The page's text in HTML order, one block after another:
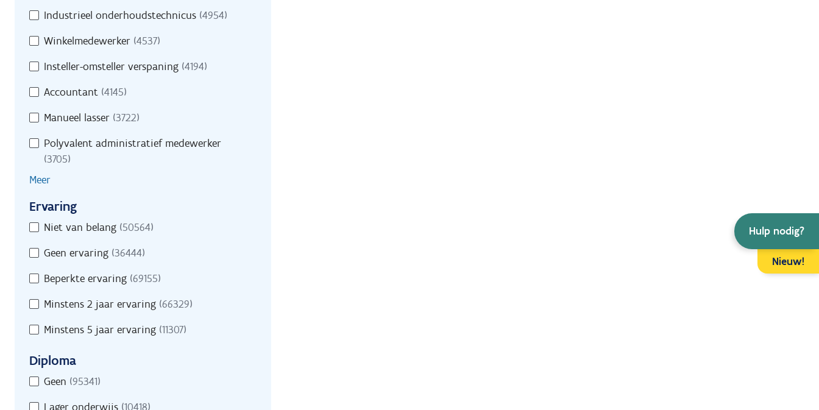
Hulp nodig?
Nieuw!
Industrieel onderhoudstechnicus (4954)
Winkelmedewerker (4537)
Insteller-omsteller verspaning (4194)
Accountant (4145)
Manueel lasser (3722)
Polyvalent administratief medewerker
(3705)
Meer
Ervaring
ErvaringNiet van belang (50564)
Geen ervaring (36444)
Beperkte ervaring (69155)
Minstens 2 jaar ervaring (66329)
Minstens 5 jaar ervaring (11307)
Diploma
Diploma
Geen (95341)
Lager onderwijs (10418)